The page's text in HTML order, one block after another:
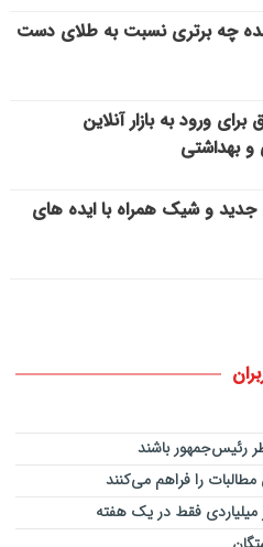
چه برتری نسبت به طلای دست
ورود به بازار آنلاین
بهداشتی
جدید و شیک همراه با ایده های
رئیس‌جمهور باشند
را فراهم می‌کنند
فقط در یک هفته